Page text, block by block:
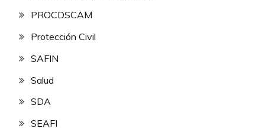
PROCDSCAM
Protección Civil
SAFIN
Salud
SDA
SEAFI